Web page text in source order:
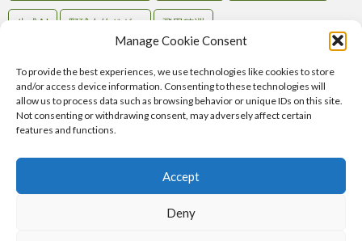
Manage Cookie Consent
To provide the best experiences, we use technologies like cookies to store
and/or access device information. Consenting to these technologies will
allow us to process data such as browsing behavior or unique IDs on this site.
Not consenting or withdrawing consent, may adversely affect certain
features and functions.
Accept
Deny
生成AI 野球人的ドグマ 飛田穂洲
Back to Top
RSS
Atom
お問い合わせ